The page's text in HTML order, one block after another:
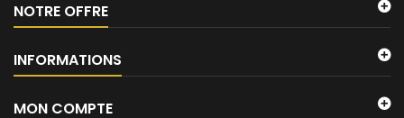
NOTRE OFFRE
INFORMATIONS
MON COMPTE